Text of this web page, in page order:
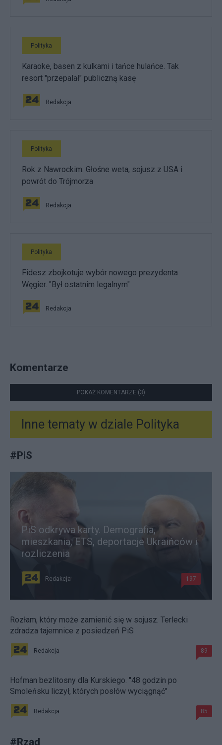
Polityka
Karaoke, basen z kulkami i tańce hulańce. Tak
resort "przepalał" publiczną kasę
Redakcja
Polityka
Rok z Nawrockim. Głośne weta, sojusz z USA i
powrót do Trójmorza
Redakcja
Polityka
Fidesz zbojkotuje wybór nowego prezydenta
Węgier. "Był ostatnim legalnym"
Redakcja
Komentarze
POKAŻ KOMENTARZE (3)
Inne tematy w dziale Polityka
#PiS
PiS odkrywa karty. Demografia,
mieszkania, ETS, deportacje Ukraińców i
rozliczenia
Redakcja 197
Rozłam, który może zamienić się w sojusz. Terlecki
zdradza tajemnice z posiedzeń PiS
Redakcja 89
Hofman bezlitosny dla Kurskiego. "48 godzin po
Smoleńsku liczył, których posłów wyciągnąć"
Redakcja 85
#Rząd